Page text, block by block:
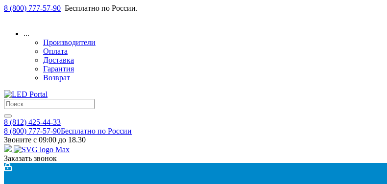
8 (800) 777-57-90 Бесплатно по России.
...
Производители
Оплата
Доставка
Гарантия
Возврат
8 (812) 425-44-33
8 (800) 777-57-90Бесплатно по России
Звоните с 09:00 до 18.30
Заказать звонок